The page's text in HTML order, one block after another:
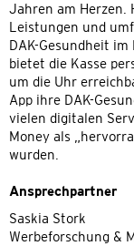
Jahren am Herzen.
Leistungen und
DAK-Gesundheit
bietet die Kasse
um die Uhr
App ihre DAK-
vielen digitalen
Money als
wurden.
Ansprechpartner
Saskia Stork
Werbeforschung &